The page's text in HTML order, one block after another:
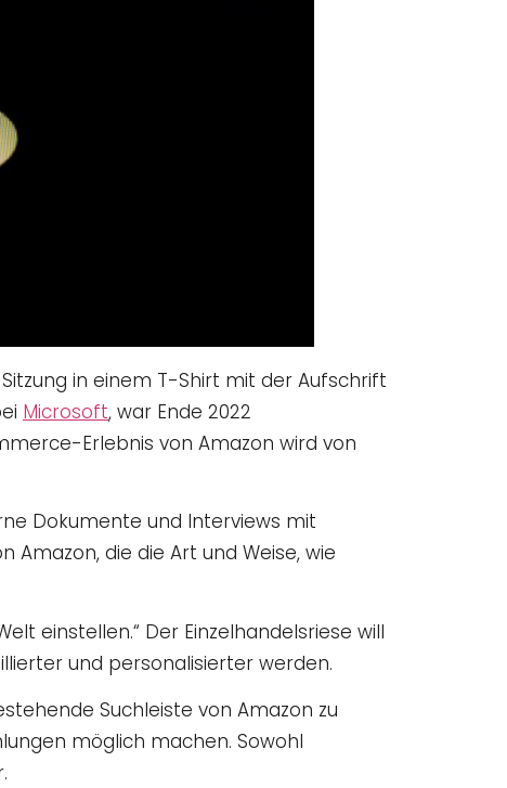
in einem T-Shirt mit der Aufschrift
Microsoft, war Ende 2022
Erlebnis von Amazon wird von
Dokumente und Interviews mit
die die Art und Weise, wie
einstellen.“ Der Einzelhandelsriese will
und personalisierter werden.
Suchleiste von Amazon zu
möglich machen. Sowohl